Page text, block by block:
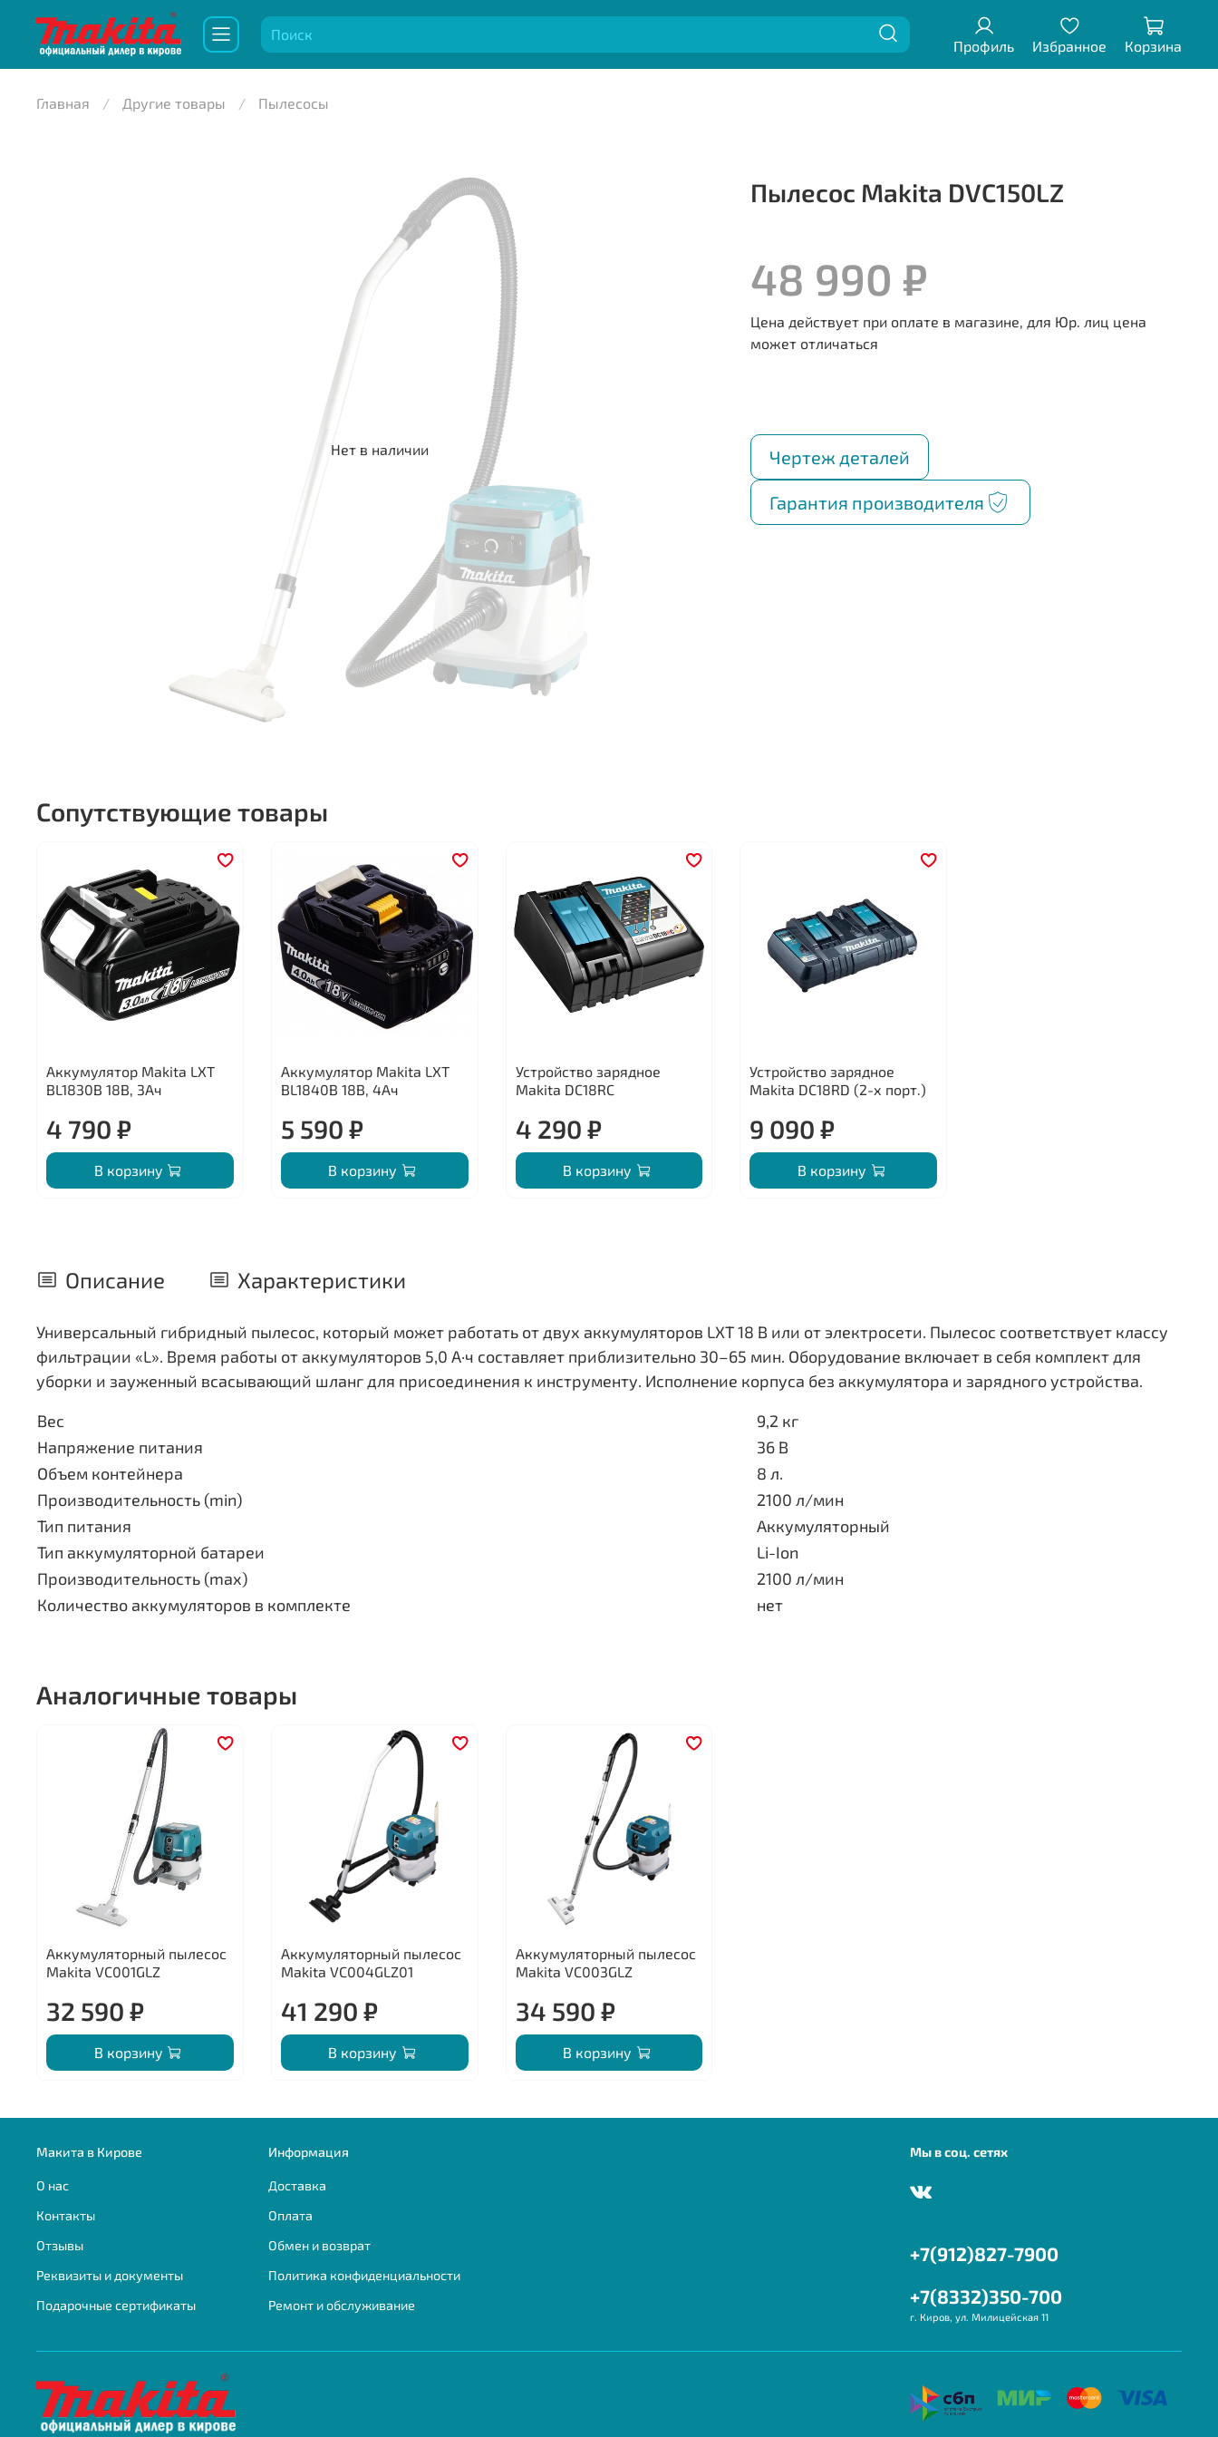
Профиль Избранное Корзина
Главная Другие товары Пылесосы
Нет в наличии
Пылесос Makita DVC150LZ
48 990 ₽
Чертеж деталей
Гарантия производителя
Сопутствующие товары
Аккумулятор Makita LXT
BL1830B 18В, 3Ач
4 790 ₽
В корзину
Аккумулятор Makita LXT
BL1840B 18В, 4Ач
5 590 ₽
В корзину
Устройство зарядное
Makita DC18RC
4 290 ₽
В корзину
Устройство зарядное
Makita DC18RD (2-х порт.)
9 090 ₽
В корзину
Описание Характеристики
Универсальный гибридный пылесос, который может работать от двух аккумуляторов LXT 18 В или от электросети. Пылесос соответствует классу
фильтрации «L». Время работы от аккумуляторов 5,0 А·ч составляет приблизительно 30–65 мин. Оборудование включает в себя комплект для
уборки и зауженный всасывающий шланг для присоединения к инструменту. Исполнение корпуса без аккумулятора и зарядного устройства.
Вес
9,2 кг
Напряжение питания
36 В
Объем контейнера
8 л.
Производительность (min)
2100 л/мин
Тип питания
Аккумуляторный
Тип аккумуляторной батареи
Li-Ion
Производительность (max)
2100 л/мин
Количество аккумуляторов в комплекте
нет
Аналогичные товары
Аккумуляторный пылесос
Makita VC001GLZ
32 590 ₽
В корзину
Аккумуляторный пылесос
Makita VC004GLZ01
41 290 ₽
В корзину
Аккумуляторный пылесос
Makita VC003GLZ
34 590 ₽
В корзину
Макита в Кирове
О нас
Контакты
Отзывы
Реквизиты и документы
Подарочные сертификаты
Информация
Доставка
Оплата
Обмен и возврат
Политика конфиденциальности
Ремонт и обслуживание
Мы в соц. сетях
+7(912)827-7900
+7(8332)350-700
г. Киров, ул. Милицейская 11